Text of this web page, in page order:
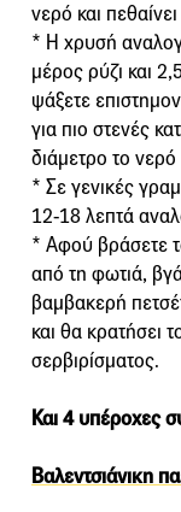
νερό και
* Η χρυσή
μέρος ρύζι και
ψάξετε
για πιο στενές
διάμετρο το νερό
* Σε γενικές
12-18 λεπτά
* Αφού βράσετε
από τη φωτιά,
βαμβακερή
και θα κρατήσει
σερβιρίσματος.
Και 4 υπέροχες
Βαλεντσιάνικη